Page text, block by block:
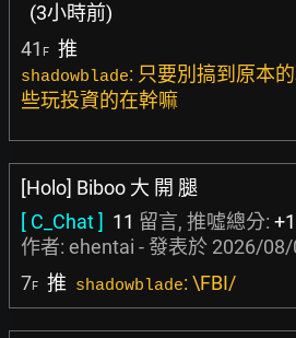
(3小時前)
41 F 推
shadowblade: 只要別搞到原本
些玩投資的在幹嘛
[Holo] Biboo 大 開 腿
[ C_Chat ] 11 留言, 推噓總分:
作者: ehentai - 發表於 2026/08/
7F 推 shadowblade: \FBI/